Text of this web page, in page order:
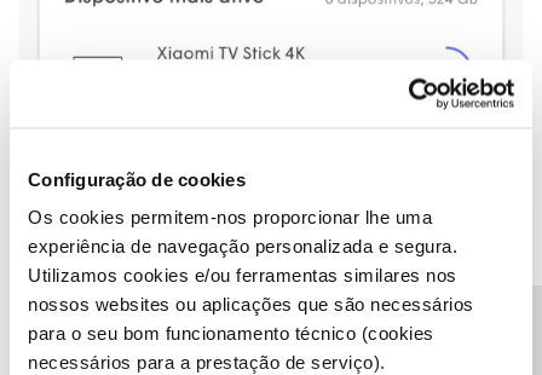
Configuração de cookies
Os cookies permitem-nos proporcionar lhe uma
experiência de navegação personalizada e segura.
Utilizamos cookies e/ou ferramentas similares nos
nossos websites ou aplicações que são necessários
para o seu bom funcionamento técnico (cookies
necessários para a prestação de serviço).
Tamanho e Construção
Bastante maiores e firmes, afinal são Super está no nome. 😄 O
tamanho permite-lhes serem mais potentes. A cor mantêm-se